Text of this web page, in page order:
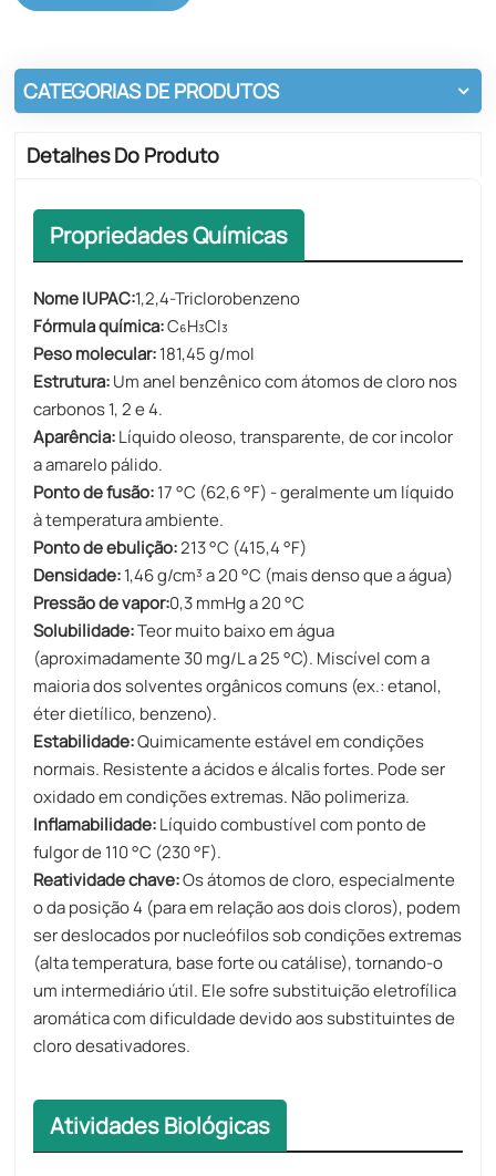
CATEGORIAS DE PRODUTOS
Detalhes Do Produto
Propriedades Químicas
Nome IUPAC:1,2,4-Triclorobenzeno
Fórmula química:C₆H₃Cl₃
Peso molecular:181,45 g/mol
Estrutura:Um anel benzênico com átomos de cloro nos
carbonos 1, 2 e 4.
Aparência:Líquido oleoso, transparente, de cor incolor
a amarelo pálido.
Ponto de fusão:17 °C (62,6 °F) - geralmente um líquido
à temperatura ambiente.
Ponto de ebulição:213 °C (415,4 °F)
Densidade:1,46 g/cm³ a ​​20 °C (mais denso que a água)
Pressão de vapor:0,3 mmHg a 20 °C
Solubilidade:Teor muito baixo em água
(aproximadamente 30 mg/L a 25 °C). Miscível com a
maioria dos solventes orgânicos comuns (ex.: etanol,
éter dietílico, benzeno).
Estabilidade:Quimicamente estável em condições
normais. Resistente a ácidos e álcalis fortes. Pode ser
oxidado em condições extremas. Não polimeriza.
Inflamabilidade:Líquido combustível com ponto de
fulgor de 110 °C (230 °F).
Reatividade chave:Os átomos de cloro, especialmente
o da posição 4 (para em relação aos dois cloros), podem
ser deslocados por nucleófilos sob condições extremas
(alta temperatura, base forte ou catálise), tornando-o
um intermediário útil. Ele sofre substituição eletrofílica
aromática com dificuldade devido aos substituintes de
cloro desativadores.
Atividades Biológicas